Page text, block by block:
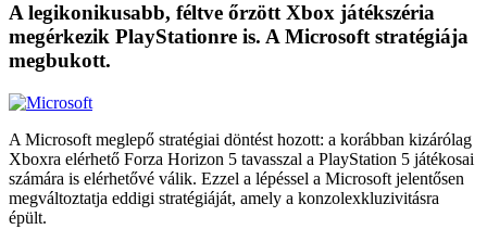
A legikonikusabb, féltve őrzött Xbox játékszéria
megérkezik PlayStationre is. A Microsoft stratégiája
megbukott.
A Microsoft meglepő stratégiai döntést hozott: a korábban kizárólag
Xboxra elérhető Forza Horizon 5 tavasszal a PlayStation 5 játékosai
számára is elérhetővé válik. Ezzel a lépéssel a Microsoft jelentősen
megváltoztatja eddigi stratégiáját, amely a konzolexkluzivitásra
épült.